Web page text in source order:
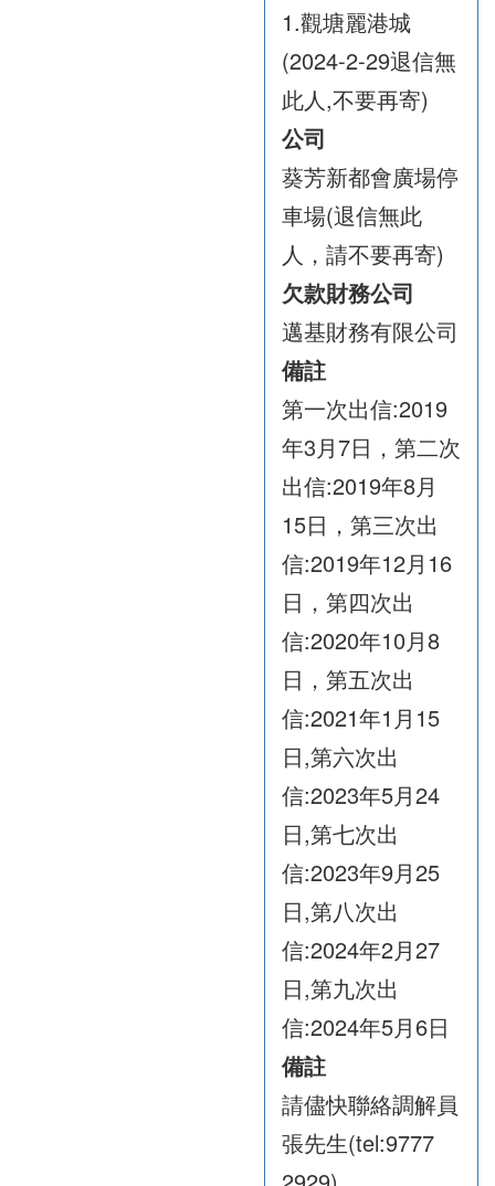
1.觀塘麗港城
(2024-2-29退信無
此人,不要再寄)
公司
葵芳新都會廣場停
車場(退信無此
人，請不要再寄)
欠款財務公司
邁基財務有限公司
備註
第一次出信:2019
年3月7日，第二次
出信:2019年8月
15日，第三次出
信:2019年12月16
日，第四次出
信:2020年10月8
日，第五次出
信:2021年1月15
日,第六次出
信:2023年5月24
日,第七次出
信:2023年9月25
日,第八次出
信:2024年2月27
日,第九次出
信:2024年5月6日
備註
請儘快聯絡調解員
張先生(tel:9777